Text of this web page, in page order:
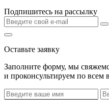
Подпишитесь на рассылку
Оставьте заявку
Заполните форму, мы
и проконсультируем по всем